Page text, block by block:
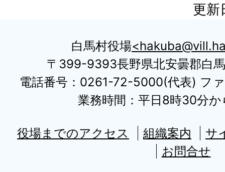
更新
白馬村役場
〒399-9393長野県北安曇郡白
電話番号：0261-72-5000(代表) フ
業務時間：平日8時30分か
役場までのアクセス 組織案内
サ
お問合せ